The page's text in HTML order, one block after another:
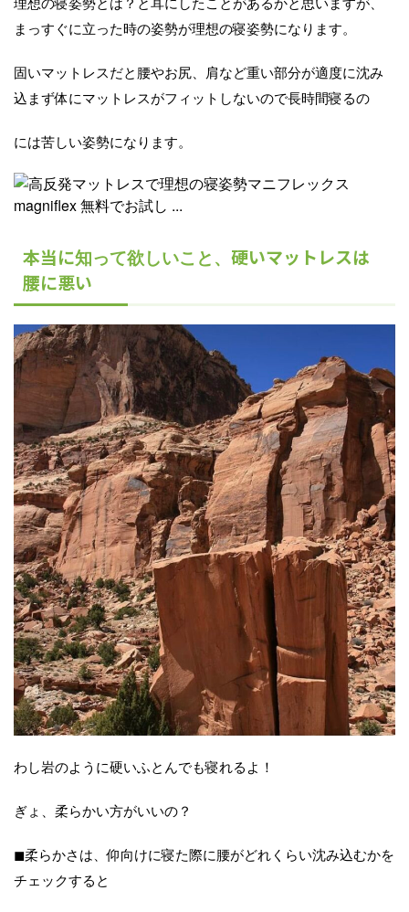
まっすぐに立った時の姿勢が理想の寝姿勢になります。
固いマットレスだと腰やお尻、肩など重い部分が適度に沈み
込まず体にマットレスがフィットしないので長時間寝るの
には苦しい姿勢になります。
本当に知って欲しいこと、 硬いマットレスは
腰に悪い
わし岩のように硬いふとんでも寝れるよ！
ぎょ、柔らかい方がいいの？
◼︎柔らかさは、仰向けに寝た際に腰がどれくらい沈み込むかを
チェックすると